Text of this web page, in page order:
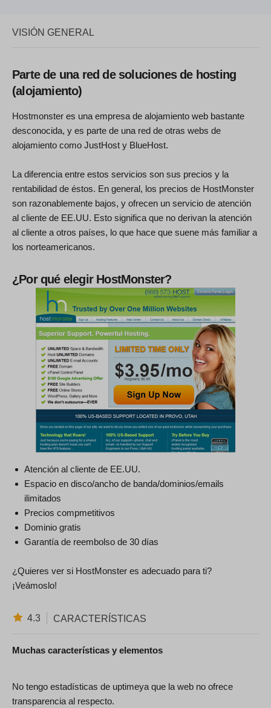
VISIÓN GENERAL
Parte de una red de soluciones de hosting
(alojamiento)
Hostmonster es una empresa de alojamiento web bastante
desconocida, y es parte de una red de otras webs de
alojamiento como JustHost y BlueHost.
La diferencia entre estos servicios son sus precios y la
rentabilidad de éstos. En general, los precios de HostMonster
son razonablemente bajos, y ofrecen un servicio de atención
al cliente de EE.UU. Esto significa que no derivan la atención
al cliente a otros países, lo que hace que suene más familiar a
los norteamericanos.
¿Por qué elegir HostMonster?
Atención al cliente de EE.UU.
Espacio en disco/ancho de banda/dominios/emails
ilimitados
Precios compmetitivos
Dominio gratis
Garantía de reembolso de 30 días
¿Quieres ver si HostMonster es adecuado para ti?
¡Veámoslo!
4.3 CARACTERÍSTICAS
Muchas características y elementos
No tengo estadísticas de uptimeya que la web no ofrece
transparencia al respecto.